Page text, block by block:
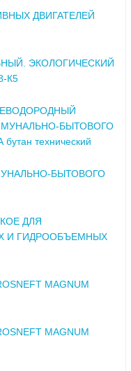
ДВИГАТЕЛЕЙ
ЭКОЛОГИЧЕСКИЙ
К5
БЫТОВОГО
технический
БЫТОВОГО
ДЛЯ
И ГИДРООБЪЕМНЫХ
MAGNUM
MAGNUM